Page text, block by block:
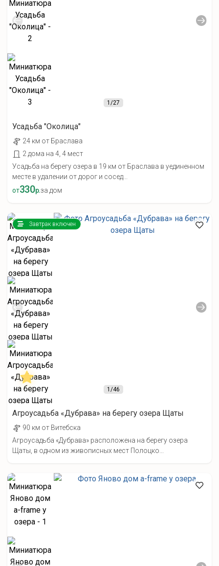
1/27
Усадьба "Околица"
24 км от Браслава
2 дома на 4, 4 мест
Усадьба на берегу озера в 19 км от Браслава в уединенном
месте в удалении от дорог и сосед...
от330р.за дом
1/46
Завтрак включен
Агроусадьба «Дубрава» на берегу озера Щаты
90 км от Витебска
Агроусадьба «Дубрава» расположена на берегу озера
Щаты, в одном из живописных мест Полоцко...